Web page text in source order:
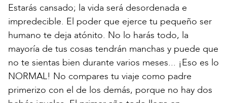
Estarás cansado; la vida será desordenada e
impredecible. El poder que ejerce tu pequeño ser
humano te deja atónito. No lo harás todo, la
mayoría de tus cosas tendrán manchas y puede que
no te sientas bien durante varios meses... ¡Eso es lo
NORMAL! No compares tu viaje como padre
primerizo con el de los demás, porque no hay dos